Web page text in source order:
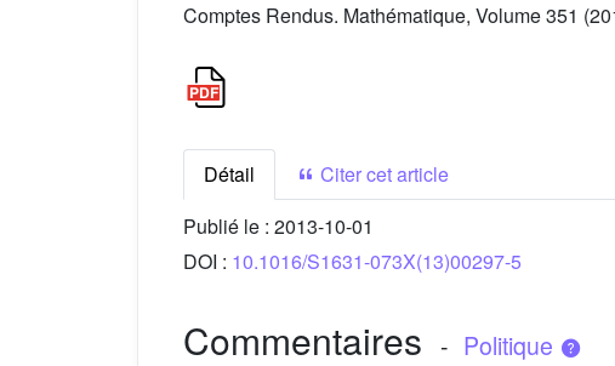
Comptes Rendus. Mathématique, Volume 351
Détail
Citer cet article
Publié le : 2013-10-01
DOI : 10.1016/S1631-073X(13)00297-5
Commentaires - Politique